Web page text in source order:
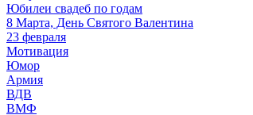
Юбилеи свадеб по годам
8 Марта, День Святого Валентина
23 февраля
Мотивация
Юмор
Армия
ВДВ
ВМФ